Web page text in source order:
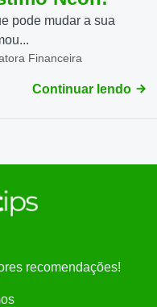
pode mudar a sua
Financeira
Continuar lendo
recomendações!